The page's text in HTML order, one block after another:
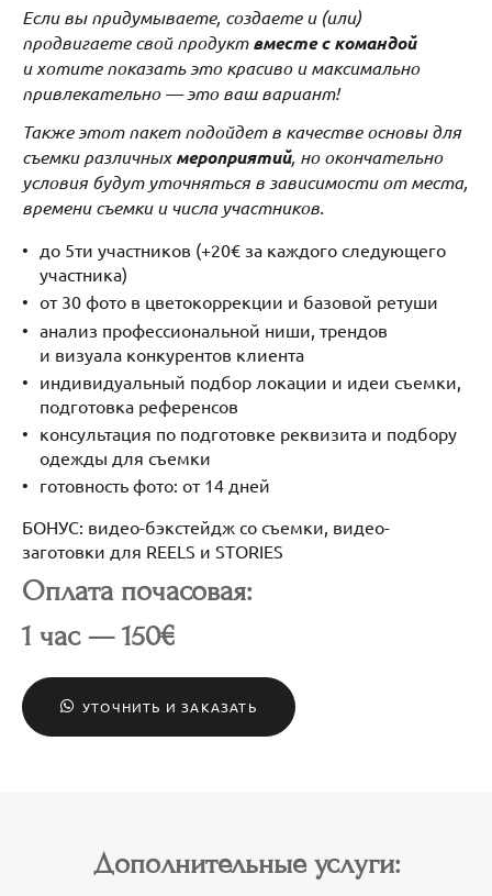
Если вы придумываете, создаете и (или)
продвигаете свой продуктвместе с командой
и хотите показать это красиво и максимально
привлекательно — это ваш вариант!
Также этот пакет подойдет в качестве основы для
съемки различныхмероприятий, но окончательно
условия будут уточняться в зависимости от места,
времени съемки и числа участников.
до 5ти участников (+20€ за каждого следующего
участника)
от 30 фото в цветокоррекции и базовой ретуши
анализ профессиональной ниши, трендов
и визуала конкурентов клиента
индивидуальный подбор локации и идеи съемки,
подготовка референсов
консультация по подготовке реквизита и подбору
одежды для съемки
готовность фото: от 14 дней
БОНУС: видео-бэкстейдж со съемки, видео-
заготовки для REELS и STORIES
Оплата почасовая:
1 час — 150€
УТОЧНИТЬ И ЗАКАЗАТЬ
Дополнительные услуги: